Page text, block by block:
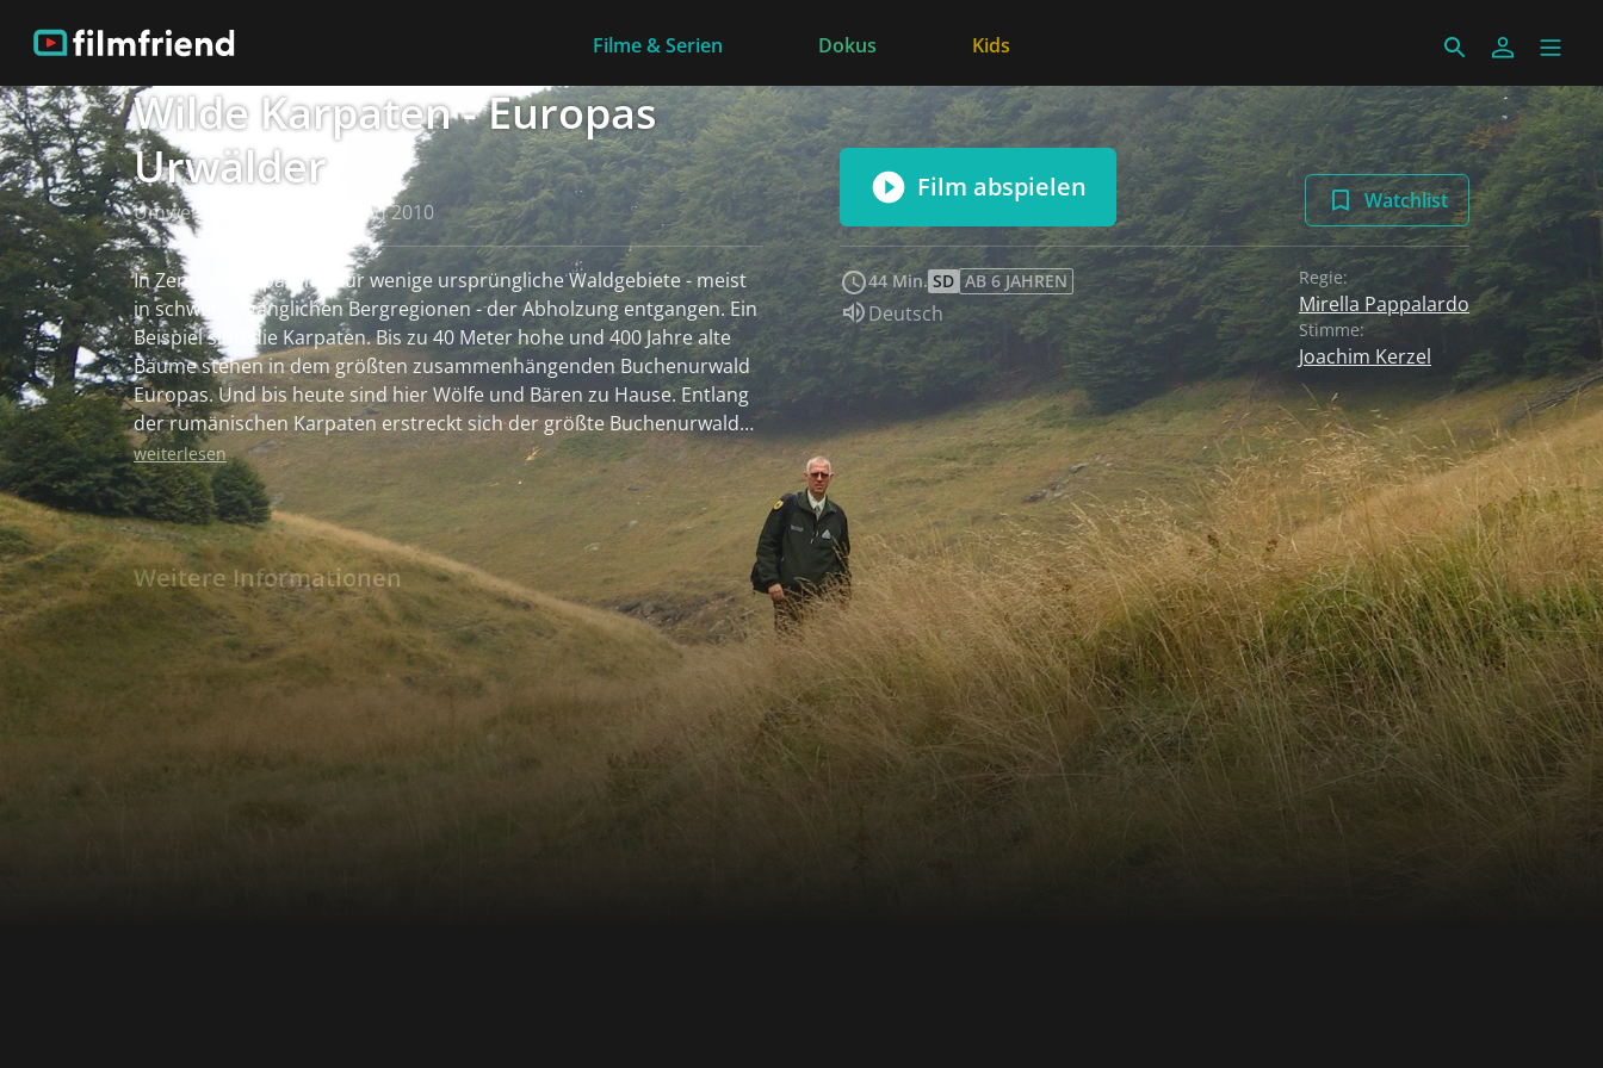
Filme & Serien Dokus Kids
Wilde Karpaten - Europas
Urwälder
Umwelt/Natur, Deutschland 2010
Film abspielen Watchlist
In Zentraleuropa sind nur wenige ursprüngliche Waldgebiete - meist
in schwer zugänglichen Bergregionen - der Abholzung entgangen. Ein
Beispiel sind die Karpaten. Bis zu 40 Meter hohe und 400 Jahre alte
Bäume stehen in dem größten zusammenhängenden Buchenurwald
Europas. Und bis heute sind hier Wölfe und Bären zu Hause. Entlang
der rumänischen Karpaten erstreckt sich der größte Buchenurwald
Europas. Hier gibt es Bäume, die bis zu 45 Meter hoch in den Himmel
ragen und geschätzte 400 Jahre alt sind. Seine abgeschiedene Lage an
unzugänglichen Berghängen hat den Urwald in Rumänien bis heute
überleben lassen. Denn an leichter zugänglichen Stellen werden auch
alte Bäume gerodet und als Bau- und Brennholz verkauft. Auf seiner
Inspektionstour im Semenic-Nationalpark trifft Mihai Zotta von der
nationalen Waldbehörde auf Forstarbeiter und Ranger sowie auf
einen Wasserschleuser, der mit seiner Frau seit 15 Jahren im Urwald
lebt und für die Wasserzufuhr ins Tal zuständig ist. Das Paar lebt
ohne Strom inmitten der Natur der Karpaten - in unmittelbarer Nähe
von Bären, Wölfen und anderen wilden Tieren. In den unberührten
Urwäldern der Karpaten finden große und kleine Tiere genügend
Futter. Und weil alte umgestürzte Bäume einfach liegenbleiben,
weiterlesen
44 Min. SD AB 6 JAHREN
Sprache:
Deutsch
Regie:
Mirella Pappalardo
Stimme:
Joachim Kerzel
Weitere Informationen